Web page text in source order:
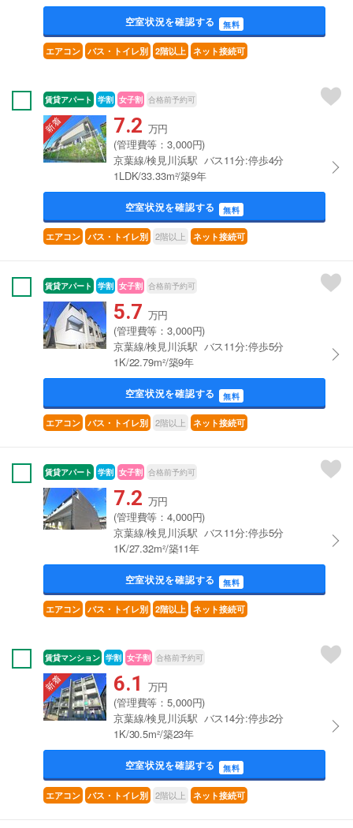
空室状況を確認する 無料
エアコン バス・トイレ別 2階以上 ネット接続可
賃貸アパート 学割 女子割 合格前予約可
7.2 万円
(管理費等：3,000円)
京葉線/検見川浜駅 バス11分:停歩4分
1LDK/33.33m²/築9年
空室状況を確認する 無料
エアコン バス・トイレ別 2階以上 ネット接続可
賃貸アパート 学割 女子割 合格前予約可
5.7 万円
(管理費等：3,000円)
京葉線/検見川浜駅 バス11分:停歩5分
1K/22.79m²/築9年
空室状況を確認する 無料
エアコン バス・トイレ別 2階以上 ネット接続可
賃貸アパート 学割 女子割 合格前予約可
7.2 万円
(管理費等：4,000円)
京葉線/検見川浜駅 バス11分:停歩5分
1K/27.32m²/築11年
空室状況を確認する 無料
エアコン バス・トイレ別 2階以上 ネット接続可
賃貸マンション 学割 女子割 合格前予約可
6.1 万円
(管理費等：5,000円)
京葉線/検見川浜駅 バス14分:停歩2分
1K/30.5m²/築23年
空室状況を確認する 無料
エアコン バス・トイレ別 2階以上 ネット接続可